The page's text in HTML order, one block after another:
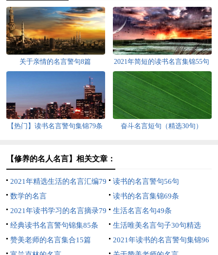
关于亲情的名言警句8篇 2021年简短的读书名言集锦55句
【热门】读书名言警句集锦79条 奋斗名言短句（精选30句）
【修养的名人名言】相关文章：
2021年精选生活的名言汇编79
句
读书的名言警句56句
数学的名言
读书的名言集锦69条
2021年读书学习的名言摘录79
句
生活名言名句49条
经典读书名言警句锦集85条
生活唯美名言句子30句精选
赞美老师的名言集合15篇
2021年读书的名言警句集锦96